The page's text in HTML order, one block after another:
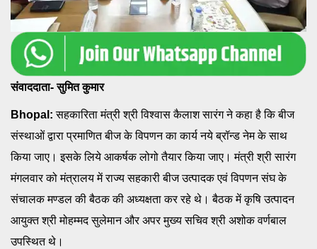
संवाददाता- सुमित कुमार
Bhopal: सहकारिता मंत्री श्री विश्वास कैलाश सारंग ने कहा है कि बीज
संस्थाओं द्वारा प्रमाणित बीज के विपणन का कार्य नये ब्रॉन्ड नेम के साथ
किया जाए। इसके लिये आकर्षक लोगो तैयार किया जाए। मंत्री श्री सारंग
मंगलवार को मंत्रालय में राज्य सहकारी बीज उत्पादक एवं विपणन संघ के
संचालक मण्डल की बैठक की अध्यक्षता कर रहे थे। बैठक में कृषि उत्पादन
आयुक्त श्री मोहम्मद सुलेमान और अपर मुख्य सचिव श्री अशोक वर्णबाल
उपस्थित थे।